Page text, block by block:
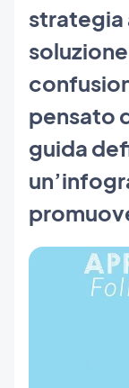
strategia
pensato
guida